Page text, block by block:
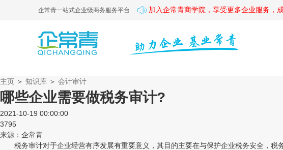
企常青一站式企业级商务服务平台 加入企常青商学院，享受更多企业服务，
主页 ＞ 知识库 ＞ 会计审计
哪些企业需要做税务审计?
2021-10-19 00:00:00
3795
来源：企常青
税务审计对于企业经营有序发展有重要意义，其目的主要在与保护企业税务安全，税